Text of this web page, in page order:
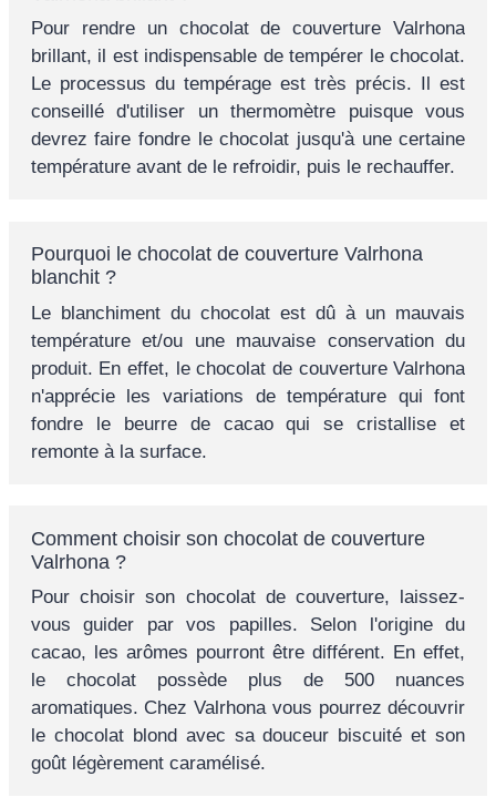
Pour rendre un chocolat de couverture Valrhona
brillant, il est indispensable de tempérer le chocolat.
Le processus du tempérage est très précis. Il est
conseillé d'utiliser un thermomètre puisque vous
devrez faire fondre le chocolat jusqu'à une certaine
température avant de le refroidir, puis le rechauffer.
Pourquoi le chocolat de couverture Valrhona
blanchit ?
Le blanchiment du chocolat est dû à un mauvais
température et/ou une mauvaise conservation du
produit. En effet, le chocolat de couverture Valrhona
n'apprécie les variations de température qui font
fondre le beurre de cacao qui se cristallise et
remonte à la surface.
Comment choisir son chocolat de couverture
Valrhona ?
Pour choisir son chocolat de couverture, laissez-
vous guider par vos papilles. Selon l'origine du
cacao, les arômes pourront être différent. En effet,
le chocolat possède plus de 500 nuances
aromatiques. Chez Valrhona vous pourrez découvrir
le chocolat blond avec sa douceur biscuité et son
goût légèrement caramélisé.